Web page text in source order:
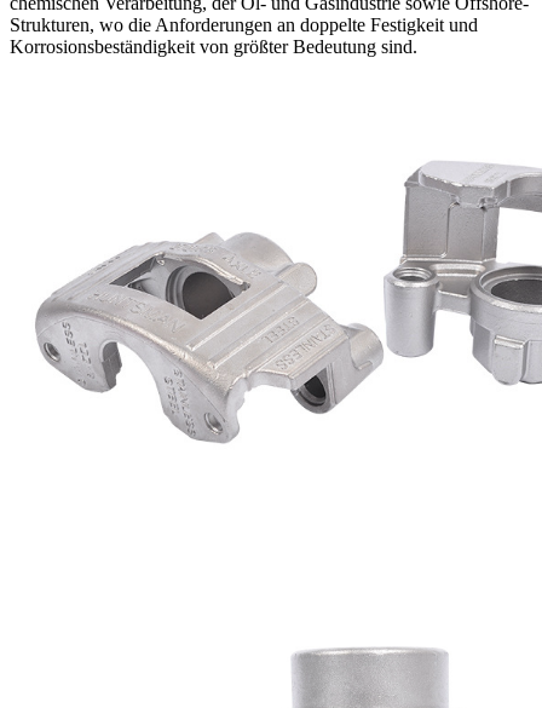
Strukturen, wo die Anforderungen an doppelte Festigkeit und
Korrosionsbeständigkeit von größter Bedeutung sind.